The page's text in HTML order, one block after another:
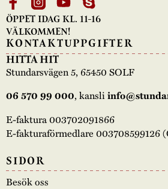
ÖPPET IDAG KL. 11-16
VÄLKOMMEN!
KONTAKTUPPGIFTER
HITTA HIT
Stundarsvägen 5, 65450 SOLF
06 570 99 000, kansli
E-faktura 003702091866
E-fakturaförmedlare 003708599126
SIDOR
Besök oss